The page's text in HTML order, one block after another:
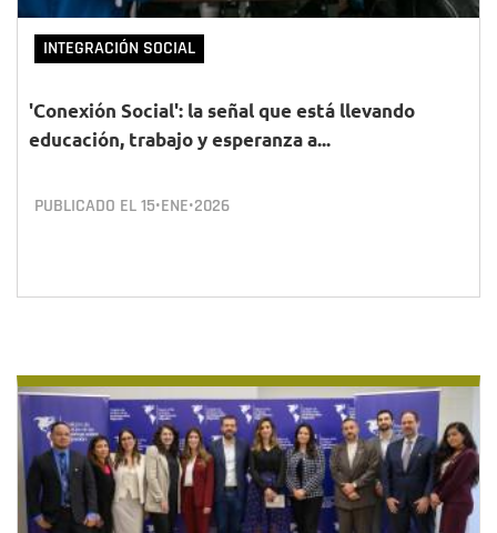
INTEGRACIÓN SOCIAL
'Conexión Social': la señal que está llevando
educación, trabajo y esperanza a...
PUBLICADO EL15•ENE•2026